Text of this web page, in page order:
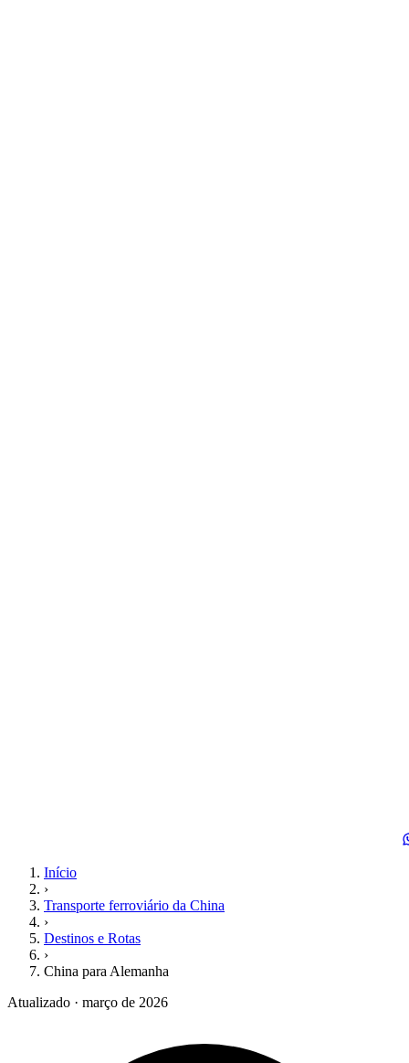
Início
›
Transporte ferroviário da China
›
Destinos e Rotas
›
China para Alemanha
Atualizado · março de 2026